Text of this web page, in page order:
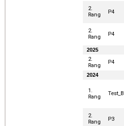
2.
Rang
P4
2.
Rang
P4
2025
2.
Rang
P4
2024
1.
Rang
Test_B
2.
Rang
P3